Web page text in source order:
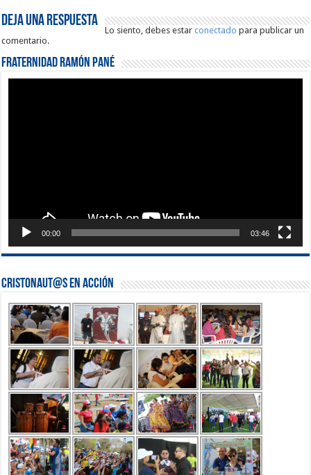
Deja una respuesta
Lo siento, debes estarconectado para publicar un
comentario.
Fraternidad Ramón Pané
00:00 03:46
Cristonaut@s en Acción